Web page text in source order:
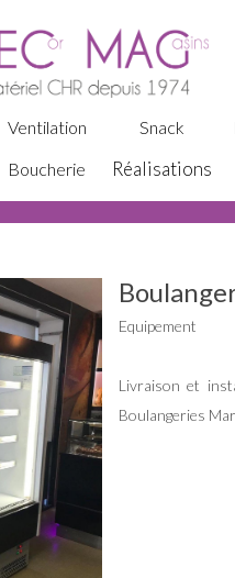
Ventilation Snack
Boucherie Réalisations
Equipement
Livraison et
Boulangeries